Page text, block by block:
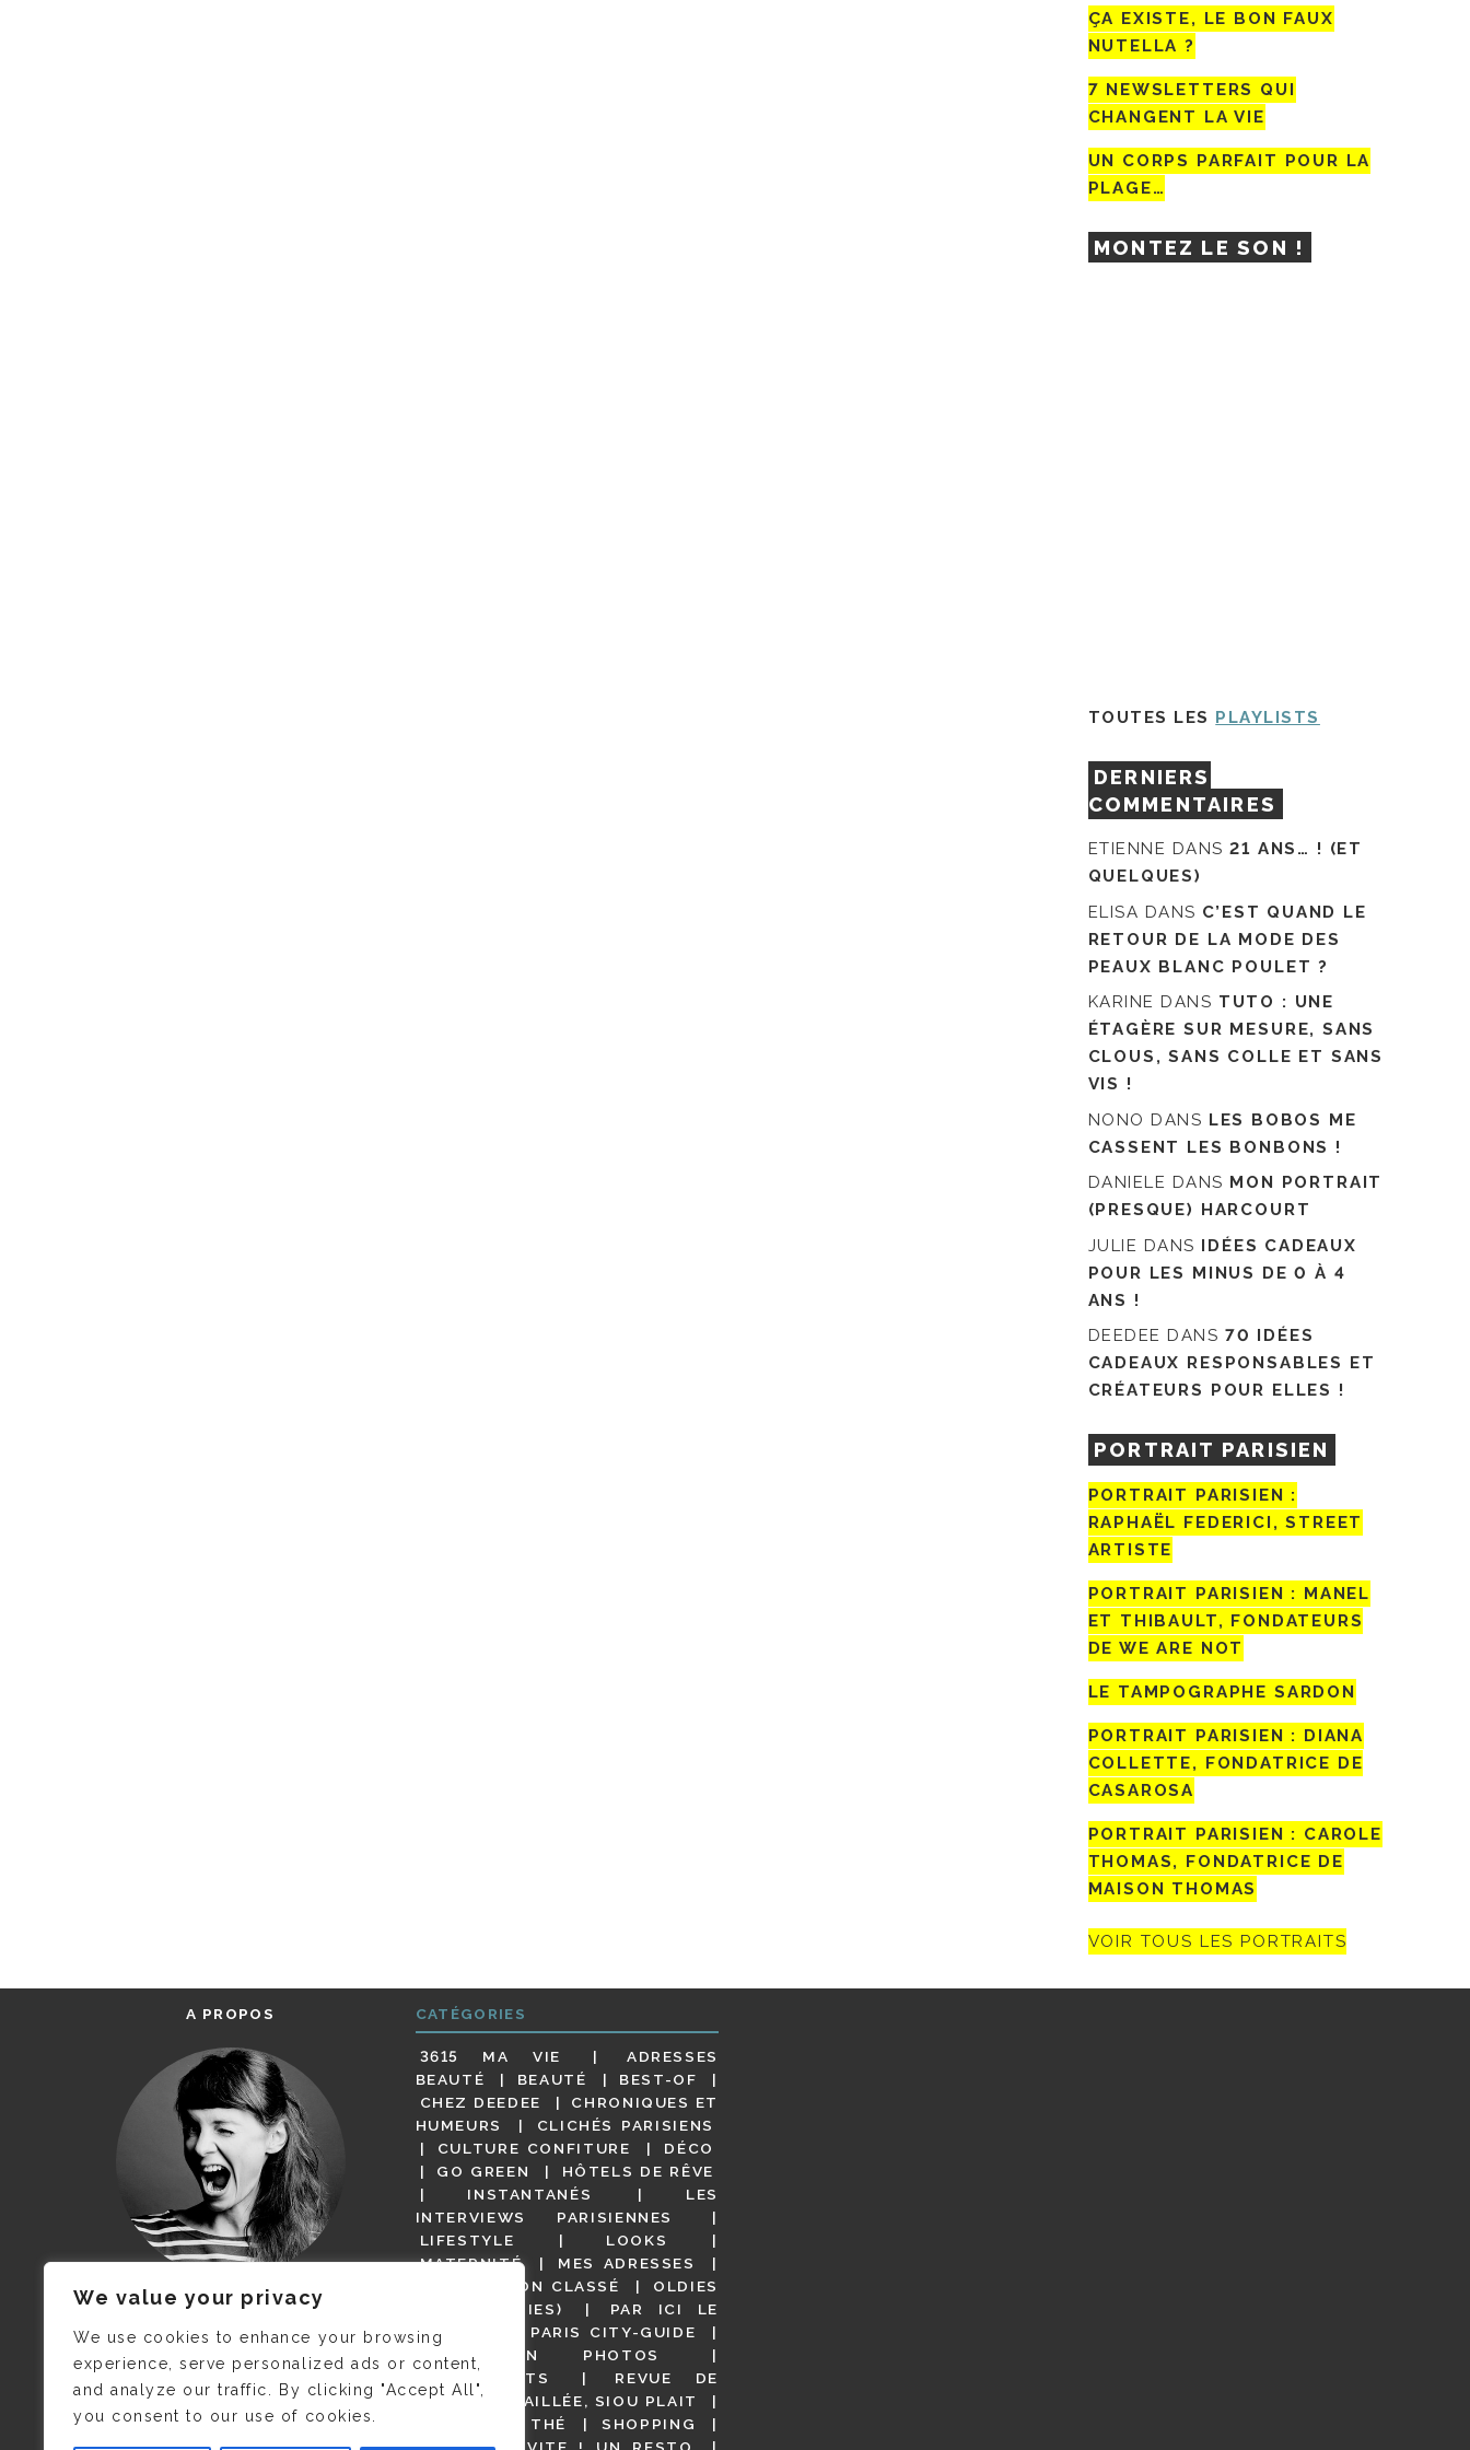
We value your privacy
We use cookies to enhance your browsing
experience, serve personalized ads or content,
and analyze our traffic. By clicking "Accept All",
you consent to our use of cookies.
ÇA EXISTE, LE BON FAUX
NUTELLA ?
7 NEWSLETTERS QUI
CHANGENT LA VIE
UN CORPS PARFAIT POUR LA
PLAGE…
MONTEZ LE SON !
TOUTES LES PLAYLISTS
DERNIERS
COMMENTAIRES
ETIENNE DANS21 ANS… ! (ET
QUELQUES)
ELISA DANS C’EST QUAND LE
RETOUR DE LA MODE DES
PEAUX BLANC POULET ?
KARINE DANS TUTO : UNE
ÉTAGÈRE SUR MESURE, SANS
CLOUS, SANS COLLE ET SANS
VIS !
NONO DANS LES BOBOS ME
CASSENT LES BONBONS !
DANIELE DANS MON PORTRAIT
(PRESQUE) HARCOURT
JULIE DANS IDÉES CADEAUX
POUR LES MINUS DE 0 À 4
ANS !
DEEDEE DANS 70 IDÉES
CADEAUX RESPONSABLES ET
CRÉATEURS POUR ELLES !
PORTRAIT PARISIEN
PORTRAIT PARISIEN :
RAPHAËL FEDERICI, STREET
ARTISTE
PORTRAIT PARISIEN : MANEL
ET THIBAULT, FONDATEURS
DE WE ARE NOT
LE TAMPOGRAPHE SARDON
PORTRAIT PARISIEN : DIANA
COLLETTE, FONDATRICE DE
CASAROSA
PORTRAIT PARISIEN : CAROLE
THOMAS, FONDATRICE DE
MAISON THOMAS
VOIR TOUS LES PORTRAITS
A PROPOS
JE M’APPELLE DELPHINE MAIS
C’EST ©CAMILLE COLLIN QUI A
PRIS CETTE PHOTO !
CATÉGORIES
3615 MA VIE
ADRESSES
BEAUTÉ
BEAUTÉ
BEST-OF
CHEZ DEEDEE
CHRONIQUES ET
HUMEURS
CLICHÉS PARISIENS
CULTURE CONFITURE
DÉCO
GO GREEN
HÔTELS DE RÊVE
INSTANTANÉS
LES
INTERVIEWS PARISIENNES
LIFESTYLE
LOOKS
MATERNITÉ
MES ADRESSES
NON CLASSÉ
OLDIES
(BUT GOODIES)
PAR ICI LE
MAGOT !
PARIS CITY-GUIDE
PARIS EN PHOTOS
RESTAURANTS
REVUE DE
PRESSE DÉTAILLÉE, SIOU PLAIT
SALONS DE THÉ
SHOPPING
VIDÉOS
VITE ! UN RESTO